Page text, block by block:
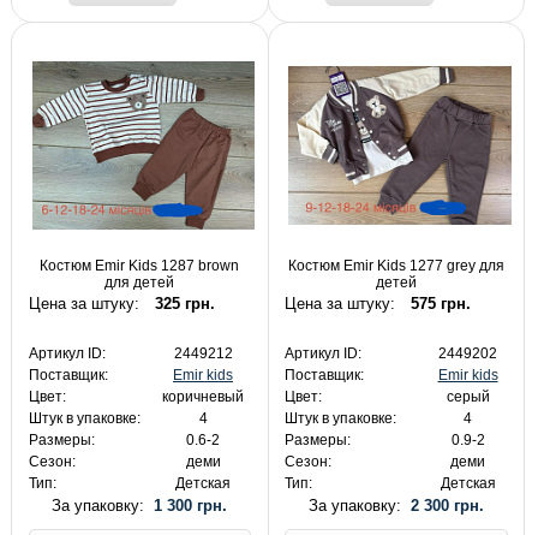
Костюм Emir Kids 1287 brown
для детей
Цена за штуку: 325 грн.
Артикул ID:
2449212
Поставщик:
Emir kids
Цвет:
коричневый
Штук в упаковке:
4
Размеры:
0.6-2
Сезон:
деми
Тип:
Детская
За упаковку: 1 300 грн.
Костюм Emir Kids 1277 grey для
детей
Цена за штуку: 575 грн.
Артикул ID:
2449202
Поставщик:
Emir kids
Цвет:
серый
Штук в упаковке:
4
Размеры:
0.9-2
Сезон:
деми
Тип:
Детская
За упаковку: 2 300 грн.